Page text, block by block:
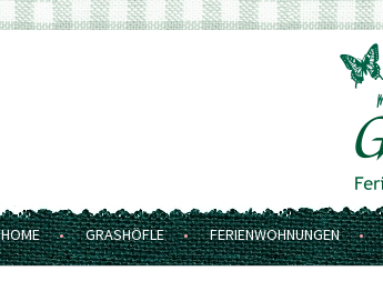
HOME GRASHÖFLE FERIENWOHNUNGEN